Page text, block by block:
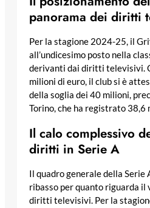
panorama dei diritti
Per la stagione 2024-25, il
all’undicesimo posto nella
derivanti dai diritti televisivi.
milioni di euro, il club si è
della soglia dei 40 milioni,
Torino, che ha registrato 38,6
Il calo complessivo
diritti in Serie A
Il quadro generale della Serie
ribasso per quanto riguarda il
diritti televisivi. Per la